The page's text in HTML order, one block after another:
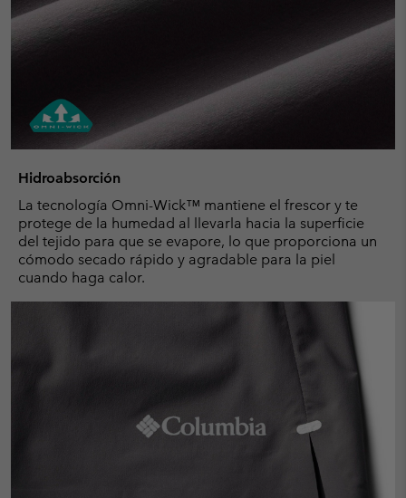
Hidroabsorción
La tecnología Omni-Wick™ mantiene el frescor y te
protege de la humedad al llevarla hacia la superficie
del tejido para que se evapore, lo que proporciona un
cómodo secado rápido y agradable para la piel
cuando haga calor.